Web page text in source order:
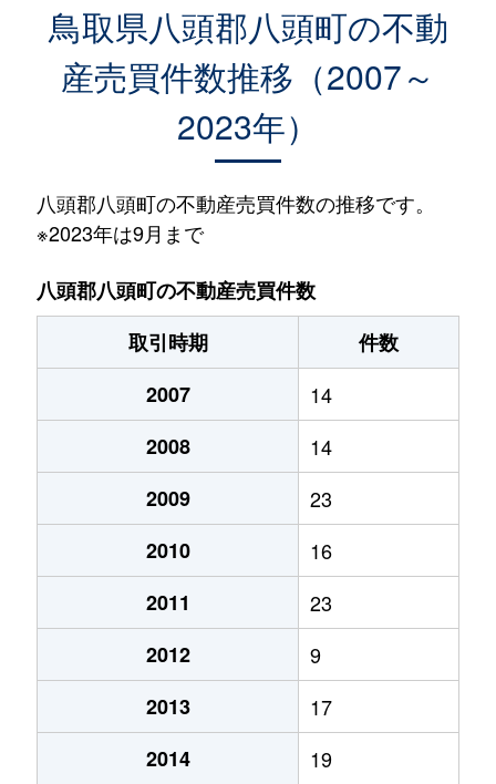
鳥取県八頭郡八頭町の不動
産売買件数推移（2007～
2023年）
八頭郡八頭町の不動産売買件数の推移です。
※2023年は9月まで
八頭郡八頭町の不動産売買件数
取引時期
件数
2007
14
2008
14
2009
23
2010
16
2011
23
2012
9
2013
17
2014
19